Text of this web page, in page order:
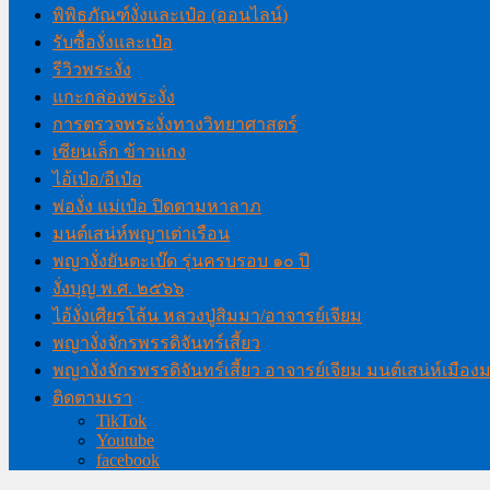
พิพิธภัณฑ์งั่งและเป๋อ (ออนไลน์)
รับซื้องั่งและเป๋อ
รีวิวพระงั่ง
แกะกล่องพระงั่ง
การตรวจพระงั่งทางวิทยาศาสตร์
เซียนเล็ก ข้าวแกง
ไอ้เป๋อ/อีเป๋อ
พ่องั่ง แม่เป๋อ ปิดตามหาลาภ
มนต์เสน่ห์พญาเต่าเรือน
พญางั่งยันตะเบ๊ด รุ่นครบรอบ ๑๐ ปี
งั่งบุญ พ.ศ. ๒๕๖๖
ไอ้งั่งเศียรโล้น หลวงปู่สิมมา/อาจารย์เจียม
พญางั่งจักรพรรดิจันทร์เสี้ยว
พญางั่งจักรพรรดิจันทร์เสี้ยว อาจารย์เจียม มนต์เสน่ห์เมือง
ติดตามเรา
TikTok
Youtube
facebook